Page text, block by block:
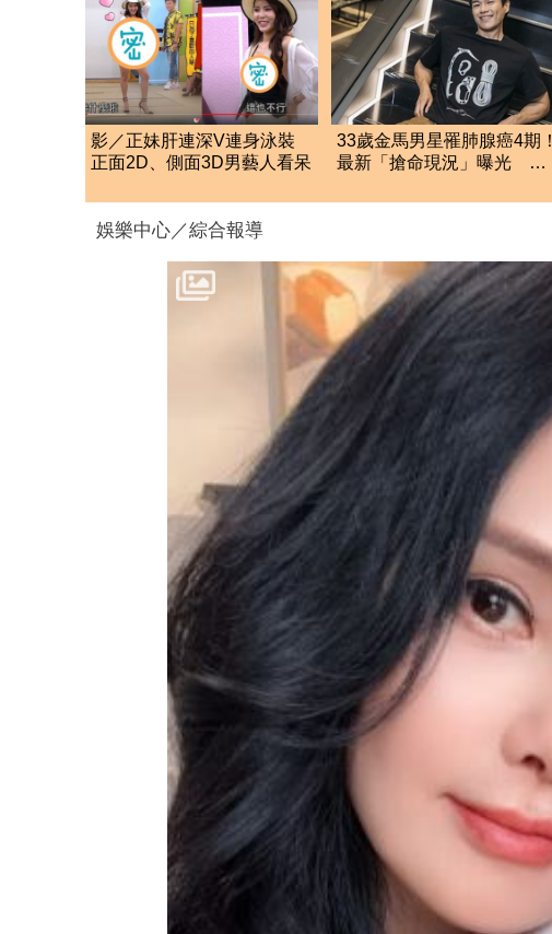
影／正妹肝連深V連身泳裝
正面2D、側面3D男藝人看呆
33歲金馬男星罹肺腺癌4期！
最新「搶命現況」曝光 父
娛樂中心／綜合報導